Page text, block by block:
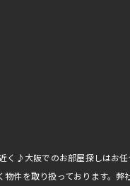
♪大阪でのお部屋探しはお
件を取り扱っております。